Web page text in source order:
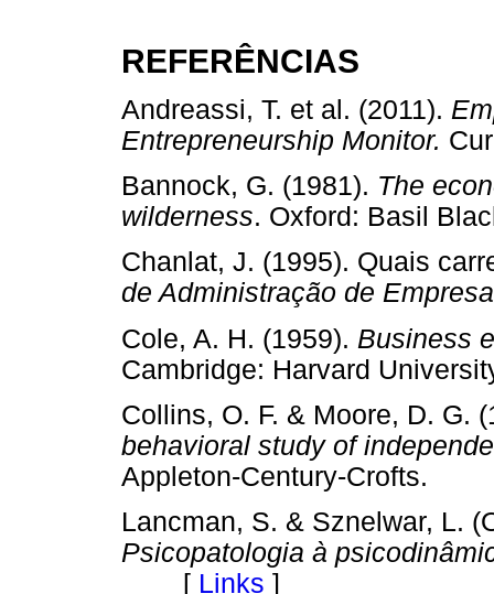
REFERÊNCIAS
Andreassi, T. et al. (2011).
Entrepreneurship Monitor.
Bannock, G. (1981). The
wilderness. Oxford: Basil
Chanlat, J. (1995). Quais
de Administração de
Cole, A. H. (1959). Business
Cambridge: Harvard
Collins, O. F. & Moore, D. G.
behavioral study of
Appleton-Century-
Lancman, S. & Sznelwar, L.
Psicopatologia à
[ Links ]